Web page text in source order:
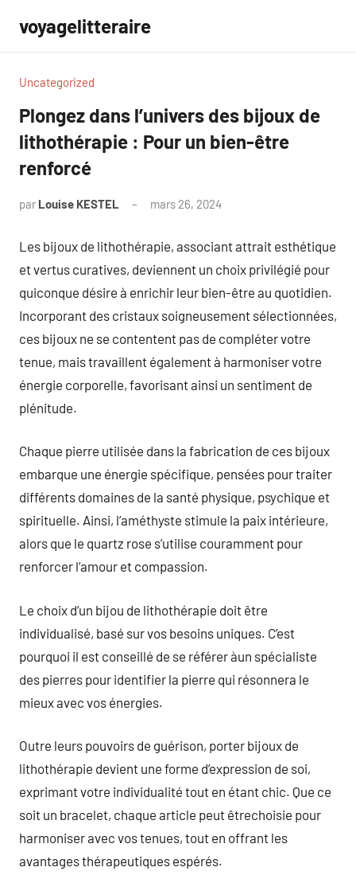
contenu
voyagelitteraire
Uncategorized
Plongez dans l’univers des bijoux de
lithothérapie : Pour un bien-être
renforcé
par Louise KESTEL mars 26, 2024
Les bijoux de lithothérapie, associant attrait esthétique
et vertus curatives, deviennent un choix privilégié pour
quiconque désire à enrichir leur bien-être au quotidien.
Incorporant des cristaux soigneusement sélectionnées,
ces bijoux ne se contentent pas de compléter votre
tenue, mais travaillent également à harmoniser votre
énergie corporelle, favorisant ainsi un sentiment de
plénitude.
Chaque pierre utilisée dans la fabrication de ces bijoux
embarque une énergie spécifique, pensées pour traiter
différents domaines de la santé physique, psychique et
spirituelle. Ainsi, l’améthyste stimule la paix intérieure,
alors que le quartz rose s’utilise couramment pour
renforcer l’amour et compassion.
Le choix d’un bijou de lithothérapie doit être
individualisé, basé sur vos besoins uniques. C’est
pourquoi il est conseillé de se référer àun spécialiste
des pierres pour identifier la pierre qui résonnera le
mieux avec vos énergies.
Outre leurs pouvoirs de guérison, porter bijoux de
lithothérapie devient une forme d’expression de soi,
exprimant votre individualité tout en étant chic. Que ce
soit un bracelet, chaque article peut êtrechoisie pour
harmoniser avec vos tenues, tout en offrant les
avantages thérapeutiques espérés.